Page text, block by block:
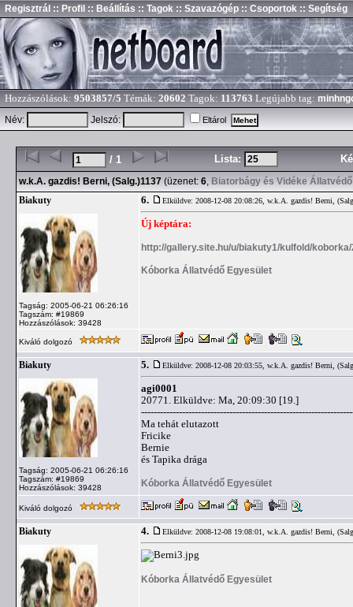
Regisztrál :: Profil :: Beállítás :: Tagok :: Szavazógép :: Csoportok :: Segítség
Hozzászólások: 9503857/5 Témák: 20602 Tagok: 113763 Legújabb tag:
Név:
Jelszó: Eltárol
/ 1 Lista:
w.k.A. gazdis! Berni, (Salg.)1137 (üzenet: 6, Biatorbágy és Vidéke
Biakuty
Tagság: 2005-06-21 06:26:16
Tagszám: #19869
Hozzászólások: 39428
6. Elküldve: 2008-12-08 20:08:26, w.k.A. gazdis! Berni,
Új képtára:
http://gallery.site.hu/u/biakuty1/kulfold/
Kóborka Állatvédő Egyesület
Kiváló dolgozó
Biakuty
Tagság: 2005-06-21 06:26:16
Tagszám: #19869
Hozzászólások: 39428
5. Elküldve: 2008-12-08 20:03:55, w.k.A. gazdis! Berni,
agi0001
20771. Elküldve: Ma, 20:09:30 [19.]
Ma tehát elutazott
Fricike
Bernie
és Tapika drága
Kóborka Állatvédő Egyesület
Kiváló dolgozó
Biakuty 4. Elküldve: 2008-12-08 19:08:01, w.k.A. gazdis! Berni,
Kóborka Állatvédő Egyesület